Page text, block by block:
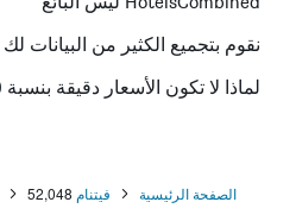
نقوم بتجميع الكثير من البيانات لك
لماذا لا تكون الأسعار دقيقة بنسبة 100٪؟
الصفحة الرئيسية فيتنام 52,048